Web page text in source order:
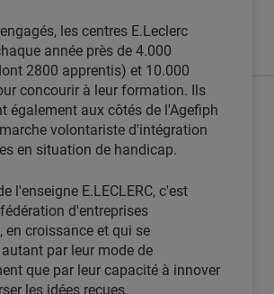
les centres E.Leclerc
année près de 4.000
2800 apprentis) et 10.000
concourir à leur formation. Ils
également aux côtés de l'Agefiph
volontariste d'intégration
en situation de handicap.
l'enseigne E.LECLERC, c'est
d'entreprises
en croissance et qui se
par leur mode de
que par leur capacité à innover
les idées reçues.